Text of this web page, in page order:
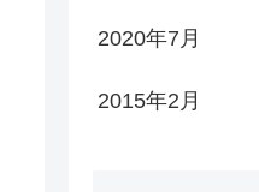
2020年7月
2015年2月